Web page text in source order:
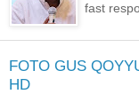
fast
FOTO GUS
HD